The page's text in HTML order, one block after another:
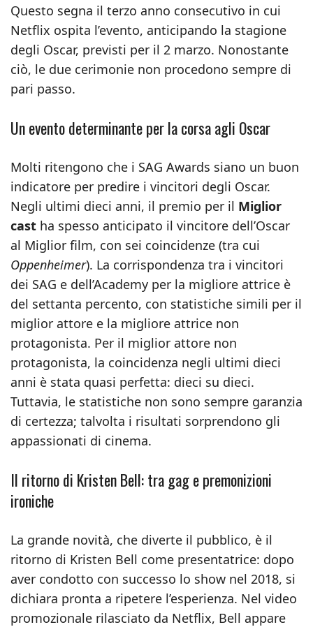
Questo segna il terzo anno consecutivo in cui
Netflix ospita l’evento, anticipando la stagione
degli Oscar, previsti per il 2 marzo. Nonostante
ciò, le due cerimonie non procedono sempre di
pari passo.
Un evento determinante per la corsa agli Oscar
Molti ritengono che i SAG Awards siano un buon
indicatore per predire i vincitori degli Oscar.
Negli ultimi dieci anni, il premio per il Miglior
cast ha spesso anticipato il vincitore dell’Oscar
al Miglior film, con sei coincidenze (tra cui
Oppenheimer). La corrispondenza tra i vincitori
dei SAG e dell’Academy per la migliore attrice è
del settanta percento, con statistiche simili per il
miglior attore e la migliore attrice non
protagonista. Per il miglior attore non
protagonista, la coincidenza negli ultimi dieci
anni è stata quasi perfetta: dieci su dieci.
Tuttavia, le statistiche non sono sempre garanzia
di certezza; talvolta i risultati sorprendono gli
appassionati di cinema.
Il ritorno di Kristen Bell: tra gag e premonizioni
ironiche
La grande novità, che diverte il pubblico, è il
ritorno di Kristen Bell come presentatrice: dopo
aver condotto con successo lo show nel 2018, si
dichiara pronta a ripetere l’esperienza. Nel video
promozionale rilasciato da Netflix, Bell appare